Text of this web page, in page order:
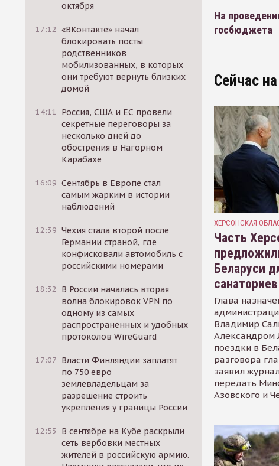
октября
17:12 «ВКонтакте» начал
блокировать посты
родственников
мобилизованных, в которых
они требуют вернуть близких
домой
14:11
Россия, США и ЕС провели
секретные переговоры за
несколько дней до
обострения в Нагорном
Карабахе
16:09 Сентябрь в Европе стал
самым жарким в истории
наблюдений
12:39 Чехия стала второй после
Германии страной, где
конфисковали автомобиль с
российскими номерами
18:32
В России началась вторая
волна блокировок VPN по
одному из самых
распространенных и удобных
протоколов WireGuard
17:07 Власти Финляндии заплатят
по 750 евро
землевладельцам за
разрешение строить
укрепления у границы России
12:53
В сентябре на Кубе раскрыли
сеть вербовки местных
жителей в российскую армию.
На
госбюджета
Сейчас
ХЕРСОНСКАЯ
Часть
Беларуси
санаториев
Глава
Владимир
Александром
поездки в
разговора
заявил
передать
Азовского и